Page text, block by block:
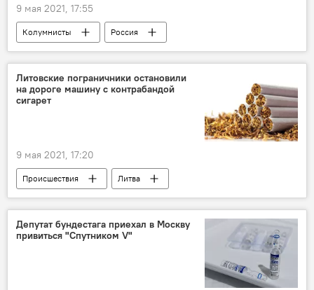
9 мая 2021, 17:55
Колумнисты Россия
Литовские пограничники остановили
на дороге машину с контрабандой
сигарет
9 мая 2021, 17:20
Происшествия
Литва
контрабанда сигарет
Службы охраны госграницы Литвы
Депутат бундестага приехал в Москву
привиться "Спутником V"